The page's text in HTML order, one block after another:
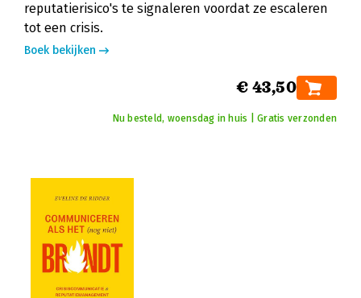
reputatierisico's te signaleren voordat ze escaleren
tot een crisis.
Boek bekijken
€ 43,50
Nu besteld, woensdag in huis | Gratis verzonden